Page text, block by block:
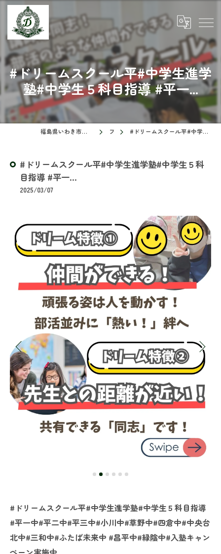
#ドリームスクール平#中学生進学
塾#中学生５科目指導 #平一...
福島県いわき市の塾ならドリームスクール ブログ #ドリームスクール平#中学生進学塾#中学生５科目指導 #平一...
#ドリームスクール平#中学生進学塾#中学生５科
目指導 #平一...
2025/03/07
#ドリームスクール平#中学生進学塾#中学生５科目指導
#平一中#平二中#平三中#小川中#草野中#四倉中#中央台
北中#三和中#ふたば未来中 #昌平中#緑陰中#入塾キャン